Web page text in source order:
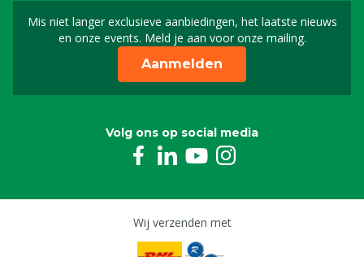
Mis niet langer exclusieve aanbiedingen, het laatste nieuws
en onze events. Meld je aan voor onze mailing.
Schrijf je in voor onze
Aanmelden
Volg ons op social media
Wij verzenden met